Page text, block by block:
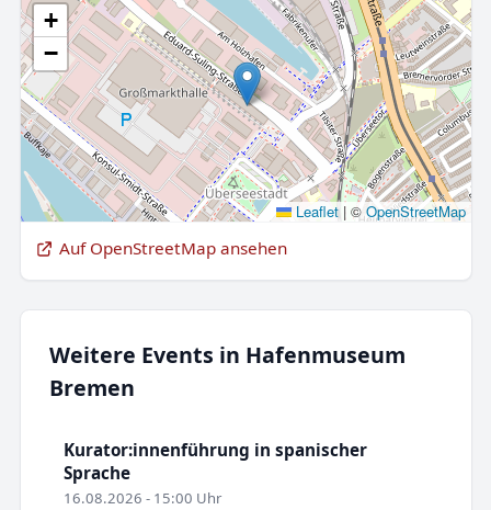
+
−
Leaflet |© OpenStreetMap
Auf OpenStreetMap ansehen
Weitere Events in Hafenmuseum
Bremen
Kurator:innenführung in spanischer
Sprache
16.08.2026 - 15:00 Uhr